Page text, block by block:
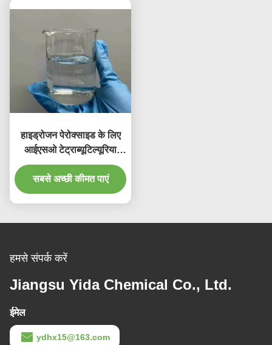
हाइड्रोजन पेरोक्साइड के लिए
आईएसओ टेट्राब्यूटिल्यूरिया
टीबीयू पारदर्शी तरल
सबसे अच्छी कीमत पाएं
हमसे संपर्क करें
Jiangsu Yida Chemical Co., Ltd.
ईमेल
ydhx15@163.com